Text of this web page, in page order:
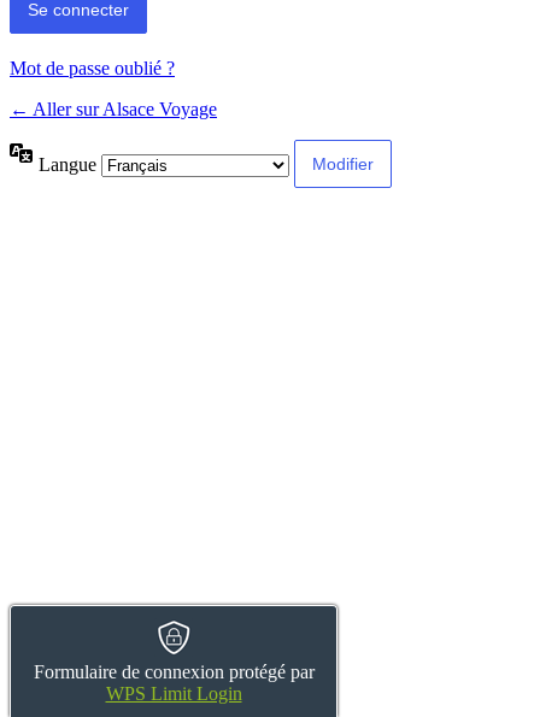
Formulaire de connexion protégé par
WPS Limit Login
Mot de passe oublié ?
← Aller sur Alsace Voyage
Langue